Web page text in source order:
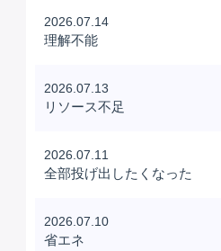
2026.07.14
理解不能
2026.07.13
リソース不足
2026.07.11
全部投げ出したくなった
2026.07.10
省エネ